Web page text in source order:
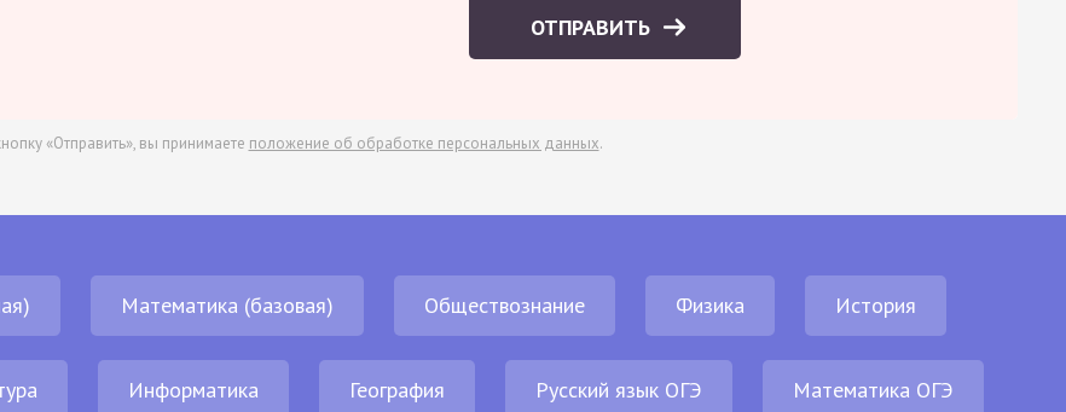
ОТПРАВИТЬ
«Отправить», вы принимаете положение об обработке персональных данных.
Математика (базовая) Обществознание Физика История
Информатика География Русский язык ОГЭ Математика ОГЭ